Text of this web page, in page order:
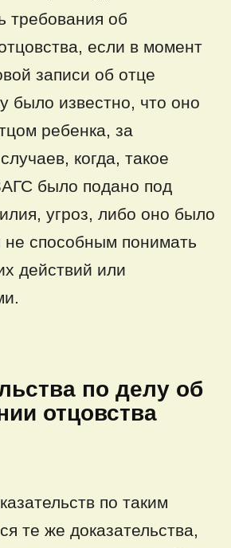
требования об
если в момент
записи об отце
было известно, что оно
ребенка, за
когда, такое
было подано под
угроз, либо оно было
способным понимать
действий или
по делу об
отцовства
по таким
те же доказательства,